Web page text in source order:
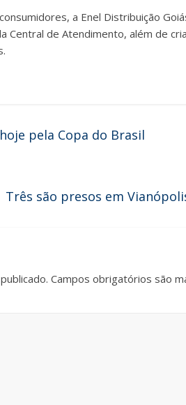
a Enel Distribuição
Central de Atendimento, além de
pela Copa do Brasil
Três são presos em
Campos obrigatórios são